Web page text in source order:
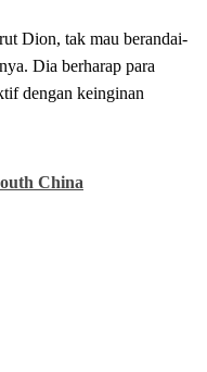
Dion, tak mau berandai-
Dia berharap para
dengan keinginan
China